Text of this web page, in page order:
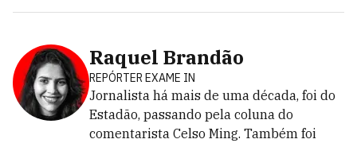
Raquel Brandão
REPÓRTER EXAME IN
Jornalista há mais de uma década, foi do
Estadão, passando pela coluna do
comentarista Celso Ming. Também foi